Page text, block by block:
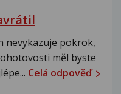
nevykazuje pokrok,
měl byste
Celá odpověď